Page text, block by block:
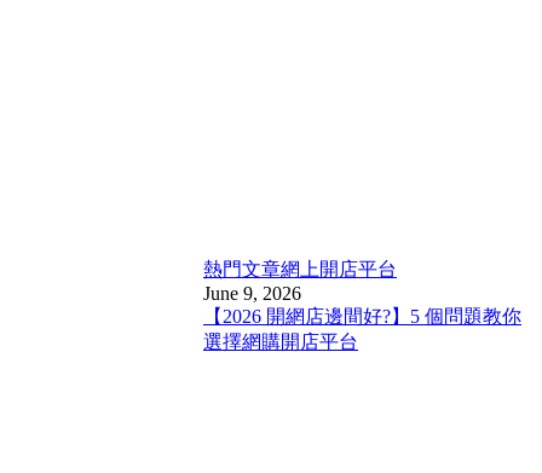
熱門文章網上開店平台
June 9, 2026
【2026 開網店邊間好?】5 個問題教你
選擇網購開店平台